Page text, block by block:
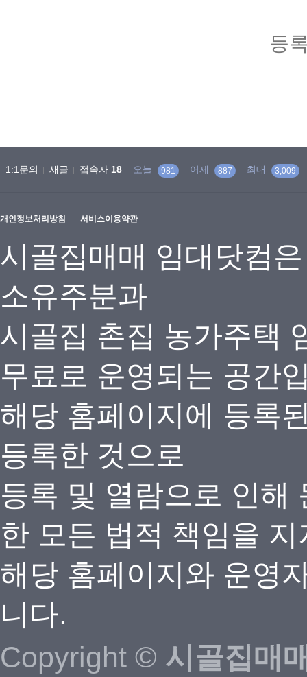
등
1:1문의 새글 접속자 18 오늘 981 어제 887 최대 3,009
개인정보처리방침 서비스이용약관
시골집매매 임대닷컴
소유주분과
시골집 촌집 농가주택
무료로 운영되는 공간
해당 홈페이지에 등록
등록한 것으로
등록 및 열람으로 인해
한 모든 법적 책임을
해당 홈페이지와 운영
니다.
Copyright © 시골집매